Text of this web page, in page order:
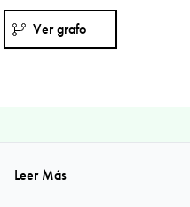
Ver grafo
Leer Más